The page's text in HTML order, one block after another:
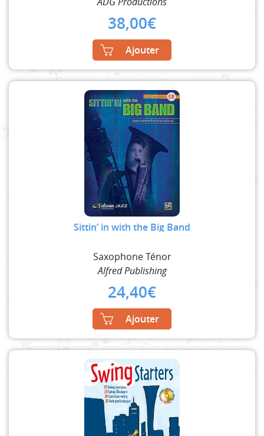
38,00€
Ajouter
Sittin’ in with the Big Band
Saxophone Ténor
Alfred Publishing
24,40€
Ajouter